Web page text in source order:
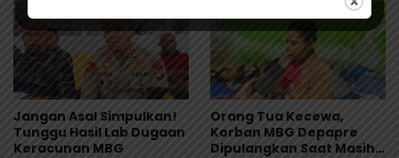
Jangan Asal Simpulkan!
Tunggu Hasil Lab Dugaan
Keracunan MBG
Orang Tua Kecewa,
Korban MBG Depapre
Dipulangkan Saat Masih